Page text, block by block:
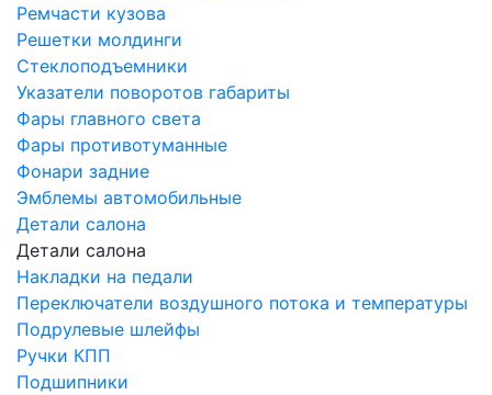
Ремчасти кузова
Решетки молдинги
Стеклоподъемники
Указатели поворотов габариты
Фары главного света
Фары противотуманные
Фонари задние
Эмблемы автомобильные
Детали салона
Детали салона
Накладки на педали
Переключатели воздушного потока и температуры
Подрулевые шлейфы
Ручки КПП
Подшипники